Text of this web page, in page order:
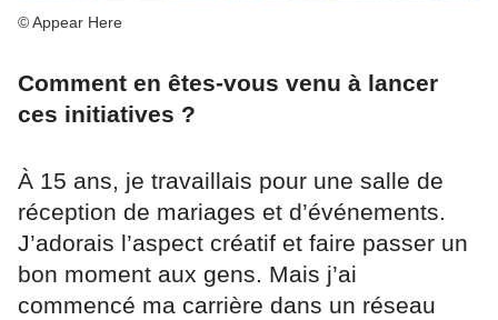
© Appear Here
Comment en êtes-vous venu à lancer
ces initiatives ?
À 15 ans, je travaillais pour une salle de
réception de mariages et d’événements.
J’adorais l’aspect créatif et faire passer un
bon moment aux gens. Mais j’ai
commencé ma carrière dans un réseau